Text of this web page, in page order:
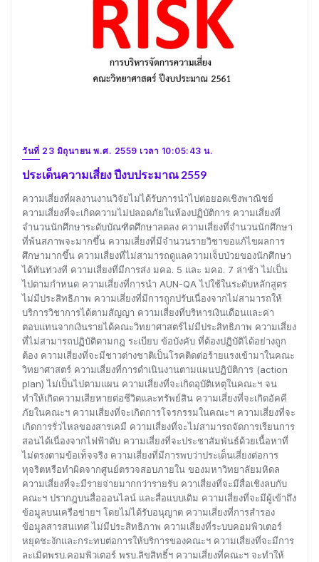
วันที่ 23 มิถุนายน พ.ศ. 2559 เวลา 10:05:43 น.
ประเด็นความเสี่ยง ปีงบประมาณ 2559
ความเสี่ยงที่ผลงานงานวิจัยไม่ได้รับการนำไปต่อยอดเชิงพาณิชย์
ความเสี่ยงที่จะเกิดความไม่ปลอดภัยในห้องปฏิบัติการ ความเสี่ยงที่
จำนวนนักศึกษาระดับบัณฑิตศึกษาลดลง ความเสี่ยงที่จำนวนนักศึกษา
ที่พ้นสภาพจะมากขึ้น ความเสี่ยงที่มีจำนวนรายวิชาขอแก้ไขผลการ
ศึกษามากขึ้น ความเสี่ยงที่ไม่สามารถดูแลความเจ็บป่วยของนักศึกษา
ได้ทันท่วงที ความเสี่ยงที่มีการส่ง มคอ. 5 และ มคอ. 7 ล่าช้า ไม่เป็น
ไปตามกำหนด ความเสี่ยงที่การนำ AUN-QA ไปใช้ในระดับหลักสูตร
ไม่มีประสิทธิภาพ ความเสี่ยงที่มีการถูกปรับเนื่องจากไม่สามารถให้
บริการวิชาการได้ตามสัญญา ความเสี่ยงที่บริหารเงินเดือนและค่า
ตอบแทนจากเงินรายได้คณะวิทยาศาสตร์ไม่มีประสิทธิภาพ ความเสี่ยง
ที่ไม่สามารถปฏิบัติตามกฎ ระเบียบ ข้อบังคับ ที่ต้องปฏิบัติได้อย่างถูก
ต้อง ความเสี่ยงที่จะมีชาวต่างชาติเป็นโรคติดต่อร้ายแรงเข้ามาในคณะ
วิทยาศาสตร์ ความเสี่ยงที่การดำเนินงานตามแผนปฏิบัติการ (action
plan) ไม่เป็นไปตามแผน ความเสี่ยงที่จะเกิดอุบัติเหตุในคณะฯ จน
ทำให้เกิดความเสียหายต่อชีวิตและทรัพย์สิน ความเสี่ยงที่จะเกิดอัคคี
ภัยในคณะฯ ความเสี่ยงที่จะเกิดการโจรกรรมในคณะฯ ความเสี่ยงที่จะ
เกิดการรั่วไหลของสารเคมี ความเสี่ยงที่จะไม่สามารถจัดการเรียนการ
สอนได้เนื่องจากไฟฟ้าดับ ความเสี่ยงที่จะประชาสัมพันธ์ด้วยเนื้อหาที่
ไม่ตรงตามข้อเท็จจริง ความเสี่ยงที่มีการพบว่าประเด็นเสี่ยงต่อการ
ทุจริตหรือทำผิดจากศูนย์ตรวจสอบภายใน ของมหาวิทยาลัยมหิดล
ความเสี่ยงที่จะมีรายจ่ายมากกว่ารายรับ ควาเสี่ยงที่จะมีสื่อเชิงลบกับ
คณะฯ ปรากฎบนสื่อออนไลน์ และสื่อแบบเดิม ความเสี่ยงที่จะมีผู้เข้าถึง
ข้อมูลบนเครือข่ายฯ โดยไม่ได้รับอนุญาต ความเสี่ยงที่การสำรอง
ข้อมูลสารสนเทศ ไม่มีประสิทธิภาพ ความเสี่ยงที่ระบบคอมพิวเตอร์
หยุดชะงักและกระทบต่อการให้บริการของคณะฯ ความเสี่ยงที่จะมีการ
ละเมิดพรบ.คอมพิวเตอร์ พรบ.ลิขสิทธิ์ฯ ความเสี่ยงที่คณะฯ จะทำให้